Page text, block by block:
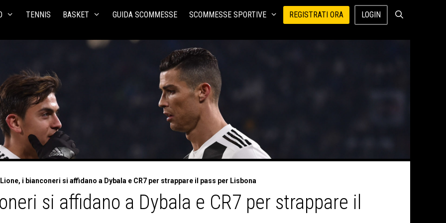
TENNIS BASKET GUIDA SCOMMESSE SCOMMESSE SPORTIVE REGISTRATI ORA LOGIN
i bianconeri si affidano a Dybala e CR7 per strappare il pass per Lisbona
si affidano a Dybala e CR7 per strappare il